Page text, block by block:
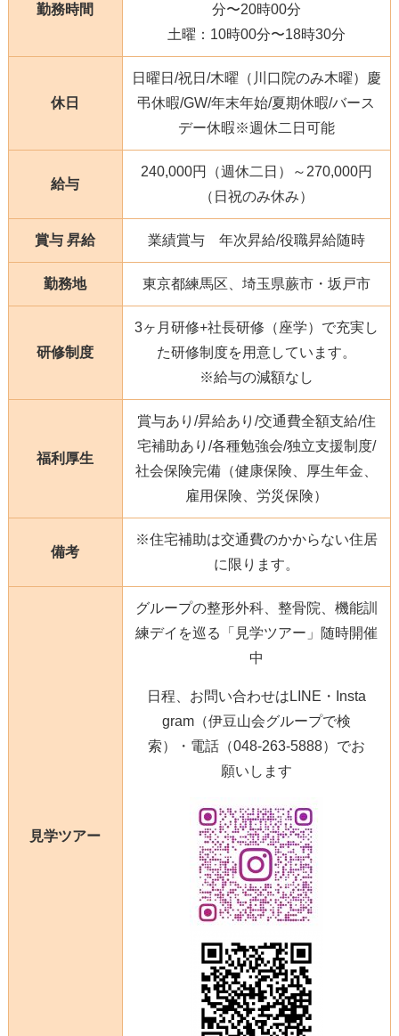
勤務時間
分〜20時00分
土曜：10時00分〜18時30分
休日
日曜日/祝日/木曜（川口院のみ木曜）慶
弔休暇/GW/年末年始/夏期休暇/バース
デー休暇※週休二日可能
給与
240,000円（週休二日）～270,000円
（日祝のみ休み）
賞与 昇給 業績賞与 年次昇給/役職昇給随時
勤務地 東京都練馬区、埼玉県蕨市・坂戸市
研修制度
3ヶ月研修+社長研修（座学）で充実し
た研修制度を用意しています。
※給与の減額なし
福利厚生
賞与あり/昇給あり/交通費全額支給/住
宅補助あり/各種勉強会/独立支援制度/
社会保険完備（健康保険、厚生年金、
雇用保険、労災保険）
備考
※住宅補助は交通費のかからない住居
に限ります。
見学ツアー
グループの整形外科、整骨院、機能訓
練デイを巡る「見学ツアー」随時開催
中
日程、お問い合わせはLINE・Insta
gram（伊豆山会グループで検
索）・電話（048-263-5888）でお
願いします